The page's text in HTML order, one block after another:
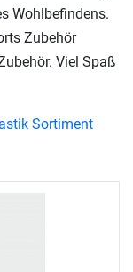
Wohlbefindens.
Zubehör
Viel Spaß
Sortiment